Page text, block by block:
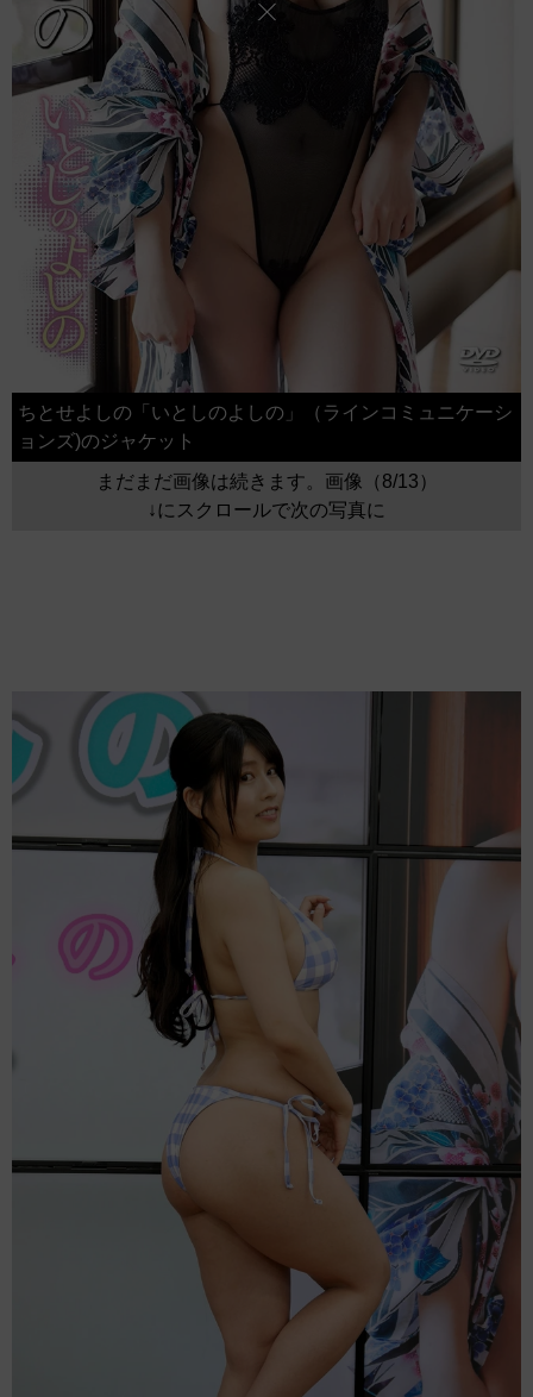
ちとせよしの「いとしのよしの」（ラインコミュニケーシ
ョンズ)のジャケット
まだまだ画像は続きます。画像（8/13）
↓にスクロールで次の写真に